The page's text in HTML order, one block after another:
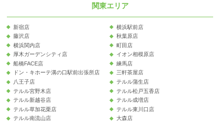
関東エリア
新宿店
横浜駅前店
藤沢店
秋葉原店
横浜関内店
町田店
厚木ガーデンシティ店
イオン相模原店
船橋FACE店
練馬店
ドン・キホーテ溝の口駅前出張所店
三軒茶屋店
八王子店
テルル蒲生店
テルル宮野木店
テルル松戸五香店
テルル新越谷店
テルル成増店
テルル草加花栗店
テルル東川口店
テルル南流山店
大森店